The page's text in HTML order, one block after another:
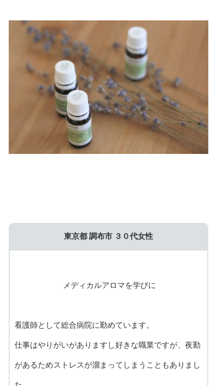
東京都 調布市 ３０代女性
メディカルアロマを学びに
看護師として総合病院に勤めています。
仕事はやりがいがありますし好きな職業ですが、夜勤
があるためストレスが溜まってしまうこともありまし